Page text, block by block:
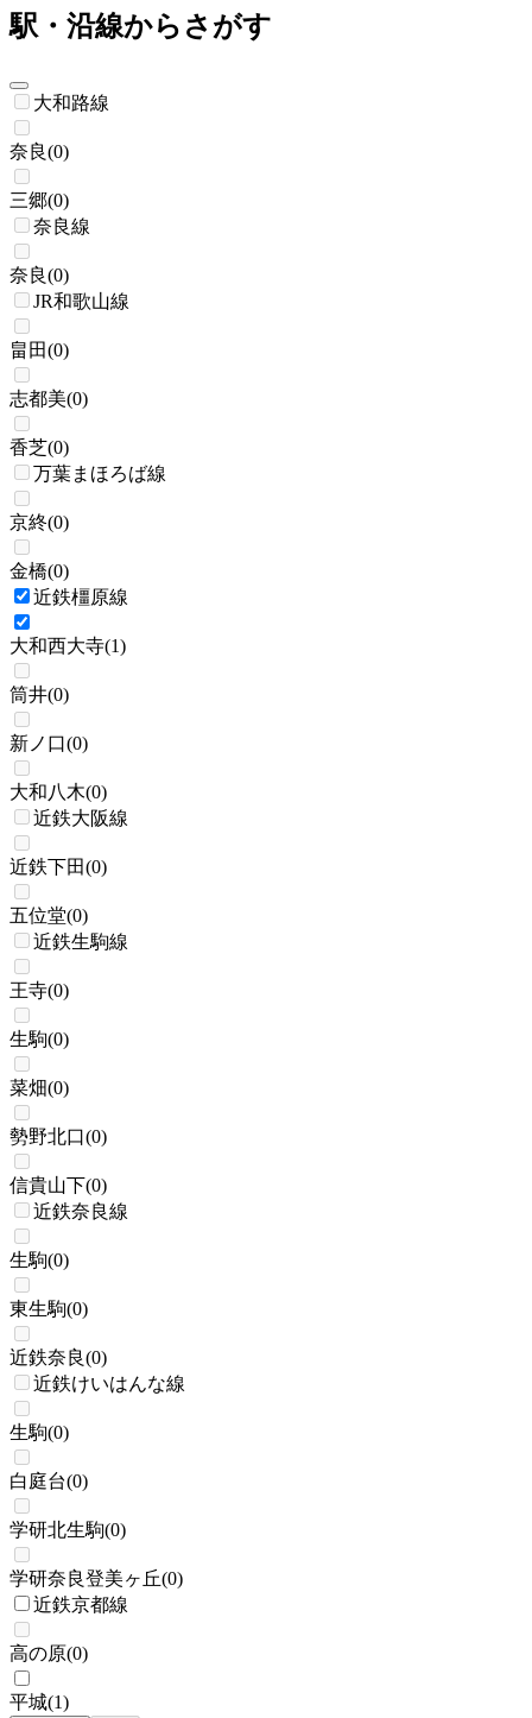
駅・沿線からさがす
大和路線
奈良(0)
三郷(0)
奈良線
奈良(0)
JR和歌山線
畠田(0)
志都美(0)
香芝(0)
万葉まほろば線
京終(0)
金橋(0)
近鉄橿原線
大和西大寺(1)
筒井(0)
新ノ口(0)
大和八木(0)
近鉄大阪線
近鉄下田(0)
五位堂(0)
近鉄生駒線
王寺(0)
生駒(0)
菜畑(0)
勢野北口(0)
信貴山下(0)
近鉄奈良線
生駒(0)
東生駒(0)
近鉄奈良(0)
近鉄けいはんな線
生駒(0)
白庭台(0)
学研北生駒(0)
学研奈良登美ヶ丘(0)
近鉄京都線
高の原(0)
平城(1)